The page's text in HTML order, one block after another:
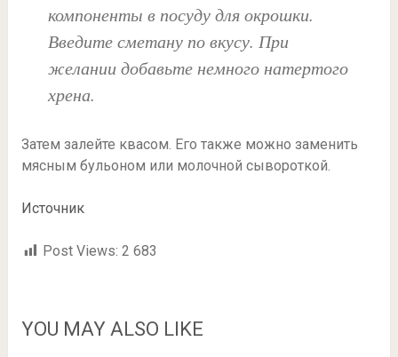
компоненты в посуду для окрошки.
Введите сметану по вкусу. При
желании добавьте немного натертого
хрена.
Затем залейте квасом. Его также можно заменить
мясным бульоном или молочной сывороткой.
Источник
Post Views: 2 683
YOU MAY ALSO LIKE